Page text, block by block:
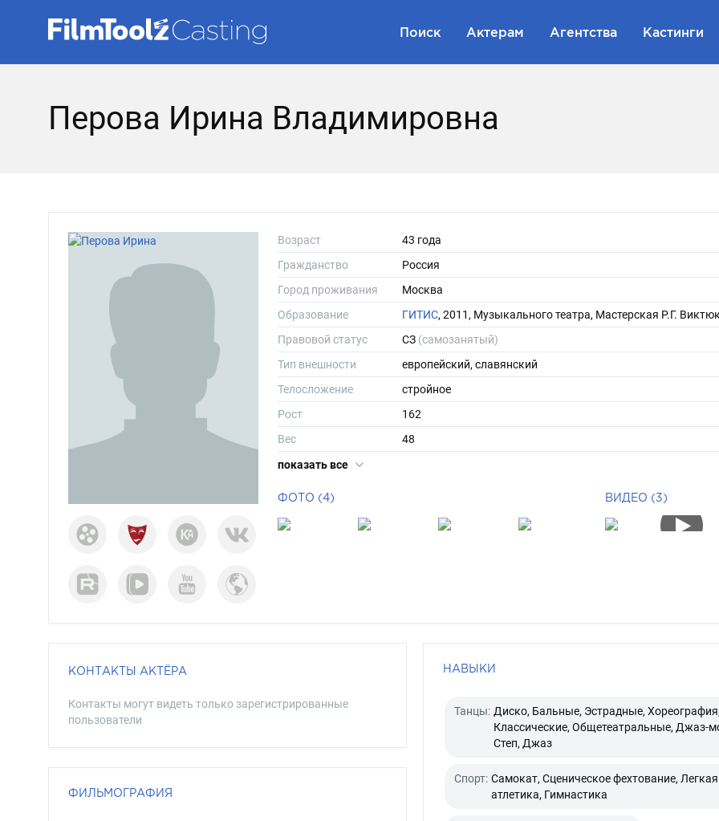
Поиск Актерам Агентства Кастинги
Перова Ирина Владимировна
Возраст
43 года
Гражданство
Россия
Город проживания
Москва
Образование
ГИТИС, 2011, Музыкального театра, Мастерская Р.Г.
Правовой статус
СЗ (самозанятый)
Тип внешности
европейский, славянский
Телосложение
стройное
Рост
162
Вес
48
Размер одежды
показать все
ФОТО (4) ВИДЕО (3)
КОНТАКТЫ АКТЁРА
Контакты могут видеть только зарегистрированные
пользователи
ФИЛЬМОГРАФИЯ
НАВЫКИ
Танцы: Диско, Бальные, Эстрадные,
Классические, Общетеатральные, Джаз-
Степ, Джаз
Спорт: Самокат, Сценическое фехтование, Легкая
атлетика, Гимнастика